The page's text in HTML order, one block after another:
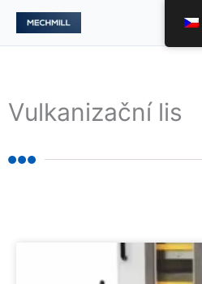
内
Vulkanizační lis